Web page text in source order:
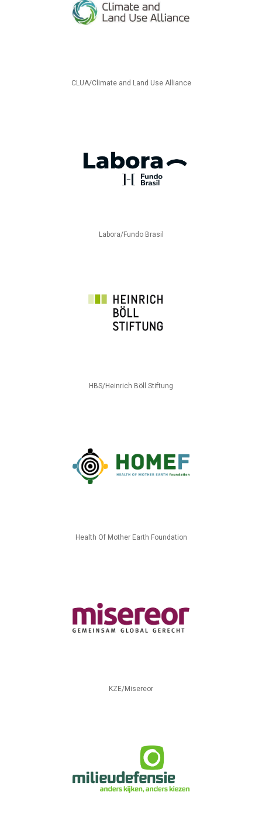
CLUA/Climate and Land Use Alliance
Labora/Fundo Brasil
HBS/Heinrich Böll Stiftung
Health Of Mother Earth Foundation
KZE/Misereor